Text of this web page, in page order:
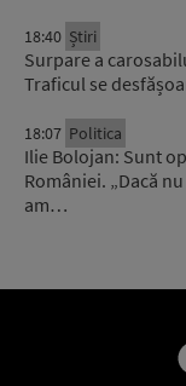
18:40 Știri
Surpare a
Traficul se
18:07 Politica
Ilie Bolojan: Sunt
României. „Dacă
am…